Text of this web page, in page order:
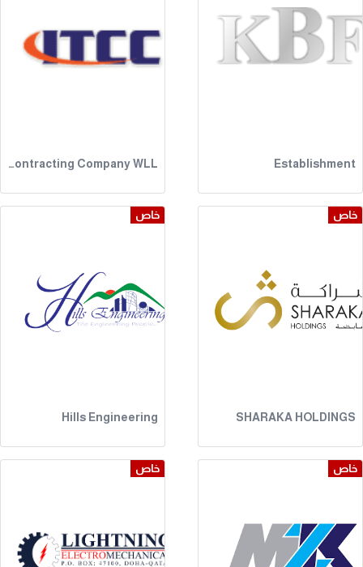
Imperial Trading and Contracting Company WLL. Establishment
خاص
Hills Engineering
خاص
SHARAKA HOLDINGS
خاص خاص